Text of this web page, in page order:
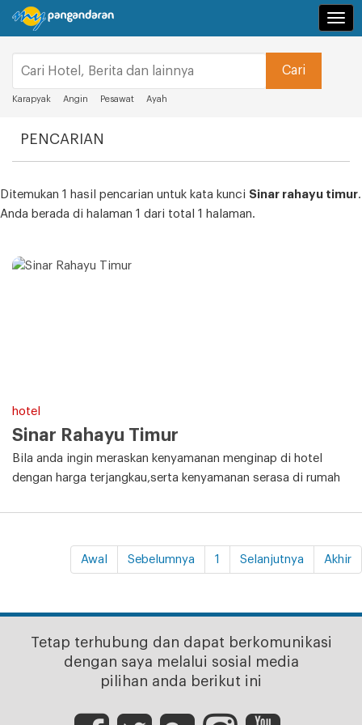
Karapyak Angin Pesawat Ayah
PENCARIAN
Ditemukan 1 hasil pencarian untuk kata kunci Sinar rahayu timur.
Anda berada di halaman 1 dari total 1 halaman.
hotel
Sinar Rahayu Timur
Bila anda ingin meraskan kenyamanan menginap di hotel
dengan harga terjangkau,serta kenyamanan serasa di rumah
Awal Sebelumnya 1 Selanjutnya Akhir
Tetap terhubung dan dapat berkomunikasi
dengan saya melalui sosial media
pilihan anda berikut ini